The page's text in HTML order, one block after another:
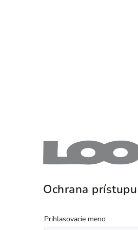
Ochrana prístupu
Prihlasovacie meno